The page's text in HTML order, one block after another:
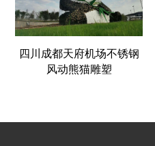
四川成都天府机场不锈钢
风动熊猫雕塑